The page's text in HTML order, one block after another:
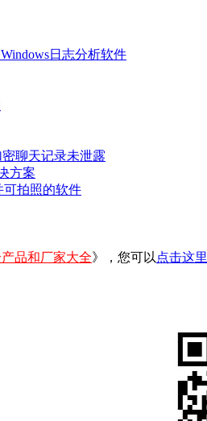
日志分析软件
聊天记录未泄露
方案
可拍照的软件
品和厂家大全》，您可以 点击这里